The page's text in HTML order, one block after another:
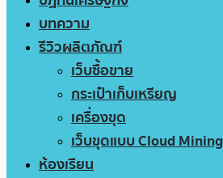
บทความ
รีวิวผลิตภัณฑ์
เว็บซื้อขาย
กระเป๋าเก็บเหรียญ
เครื่องขุด
เว็บขุดแบบ Cloud Mining
ห้องเรียน